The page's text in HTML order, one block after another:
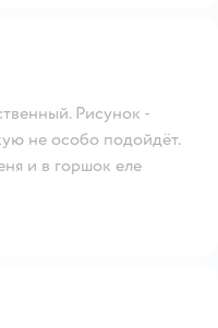
Рисунок -
не особо подойдёт.
и в горшок еле